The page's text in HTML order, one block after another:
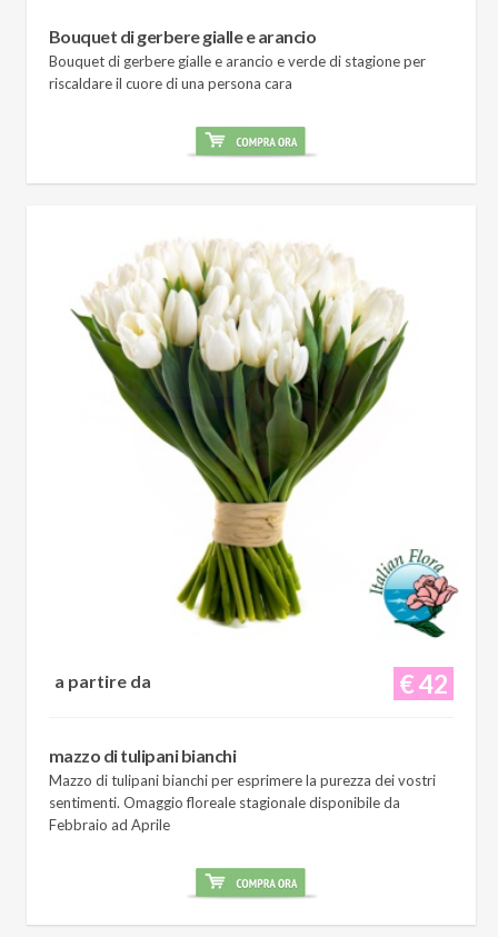
Bouquet di gerbere gialle e arancio
Bouquet di gerbere gialle e arancio e verde di stagione per
riscaldare il cuore di una persona cara
€ 42
a partire da
mazzo di tulipani bianchi
Mazzo di tulipani bianchi per esprimere la purezza dei vostri
sentimenti. Omaggio floreale stagionale disponibile da
Febbraio ad Aprile